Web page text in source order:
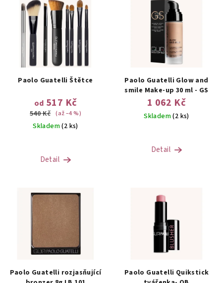
Paolo Guatelli Štětce
od 517 Kč
540 Kč (až –4 %)
Skladem(2 ks)
Detail
Paolo Guatelli Glow and
smile Make-up 30 ml - GS
1 062 Kč
Skladem(2 ks)
Detail
Paolo Guatelli rozjasňující
Paolo Guatelli Quikstick